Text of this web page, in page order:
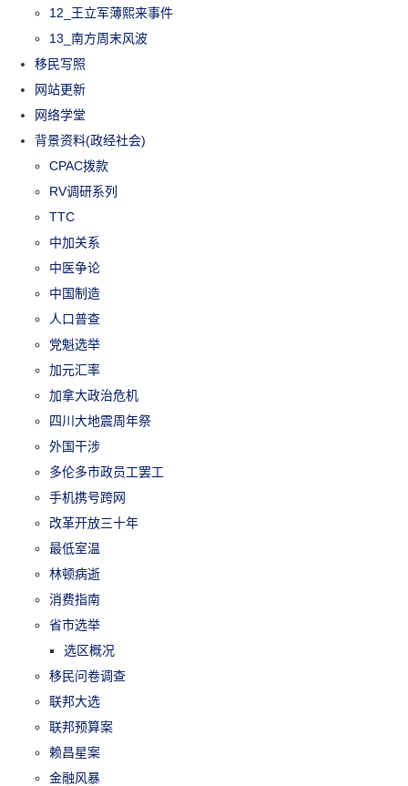
12_王立军薄熙来事件
13_南方周末风波
移民写照
网站更新
网络学堂
背景资料(政经社会)
CPAC拨款
RV调研系列
TTC
中加关系
中医争论
中国制造
人口普查
党魁选举
加元汇率
加拿大政治危机
四川大地震周年祭
外国干涉
多伦多市政员工罢工
手机携号跨网
改革开放三十年
最低室温
林顿病逝
消费指南
省市选举
选区概况
移民问卷调查
联邦大选
联邦预算案
赖昌星案
金融风暴